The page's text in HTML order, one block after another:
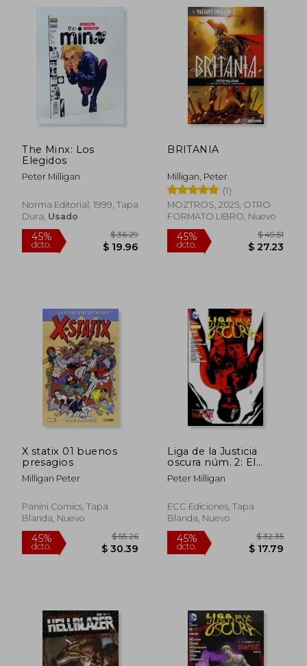
45%
dcto. $ 28.23
45%
dcto. $
The Minx: Los
Elegidos
Peter Milligan
Norma Editorial, 1999, Tapa
Dura, Usado
45%
dcto.
$ 36.29
$ 19.96
BRITANIA
Milligan, Peter
(1)
MOZTROS, 2025, OTRO
FORMATO LIBRO, Nuevo
45%
dcto. $
X statix 01 buenos
presagios
Milligan Peter
Panini Comics, Tapa
Blanda, Nuevo
Liga de la Justicia
oscura núm. 2: El
alzamiento de los
vampiros. Parte 1
Peter Milligan
ECC Ediciones, Tapa
Blanda, Nuevo